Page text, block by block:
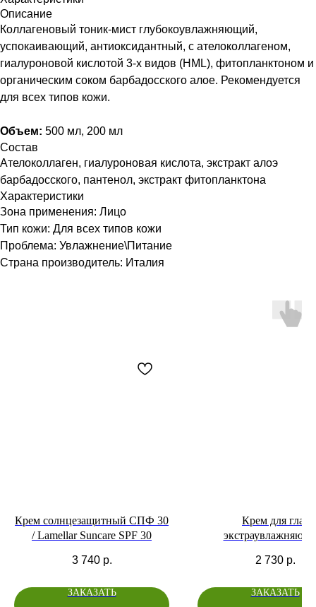
Описание
Коллагеновый тоник-мист глубокоувлажняющий,
успокаивающий, антиоксидантный, с ателоколлагеном,
гиалуроновой кислотой 3-х видов (HML), фитопланктоном и
органическим соком барбадосского алое. Рекомендуется
для всех типов кожи.
Объем: 500 мл, 200 мл
Состав
Ателоколлаген, гиалуроновая кислота, экстракт алоэ
барбадосского, пантенол, экстракт фитопланктона
Характеристики
Зона применения: Лицо
Тип кожи: Для всех типов кожи
Проблема: Увлажнение\Питание
Страна производитель: Италия
Крем солнцезащитный СПФ 30
/ Lamellar Suncare SPF 30
3 740 р.
ЗАКАЗАТЬ
Крем для глаз
стимулирующий
клетками,
2 730 р.
ЗАКАЗАТЬ